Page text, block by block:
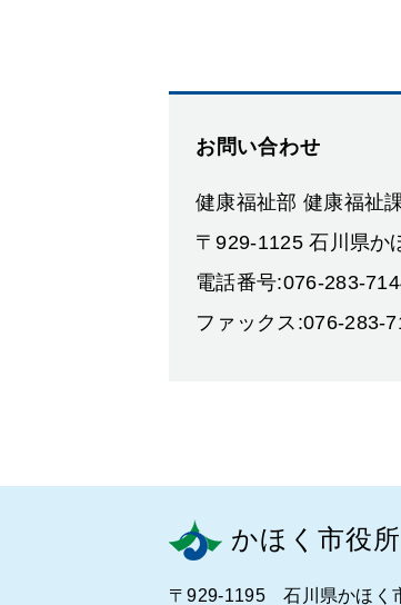
お問い合わせ
健康福祉部 健康福祉
〒929-1125 石川県か
電話番号:076-283-
ファックス:076-283-
かほく市役所
〒929-1195 石川県かほく